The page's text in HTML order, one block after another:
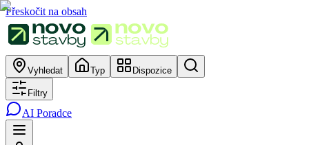
Přeskočit na obsah
Vyhledat Typ Dispozice
Filtry
AI Poradce